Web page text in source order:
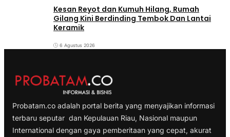
Kesan Reyot dan Kumuh Hilang, Rumah
Gilang Kini Berdinding Tembok Dan Lantai
Keramik
6 Agustus 2026
Probatam.co adalah portal berita yang menyajikan informasi
terbaru seputar dan Kepulauan Riau, Nasional maupun
International dengan gaya pemberitaan yang cepat, akurat